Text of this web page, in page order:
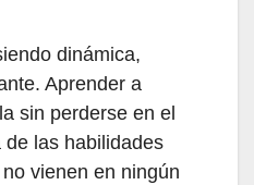
dinámica,
Aprender a
sin perderse en el
las habilidades
vienen en ningún